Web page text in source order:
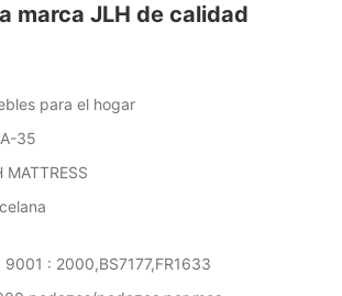
marca JLH de calidad
para el hogar
35
MATTRESS
9001 : 2000,BS7177,FR1633